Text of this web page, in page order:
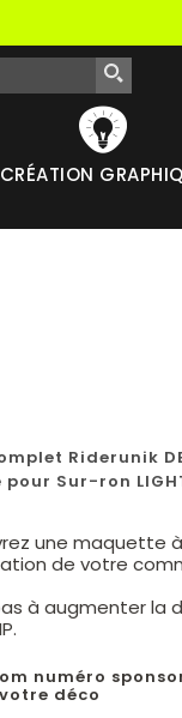
CRÉATION
Riderunik
Sur-ron
une maquette
de votre
à augmenter la
numéro
déco